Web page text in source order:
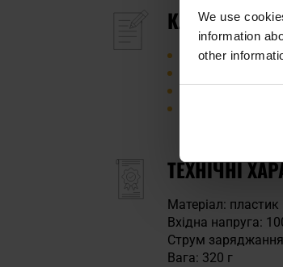
We use
information
other
КЛЮЧОВІ
вбудований
ТЕХНІЧНІ
Матеріал: пластик
Вхідна напруга:
Струм
Вага: 320 г